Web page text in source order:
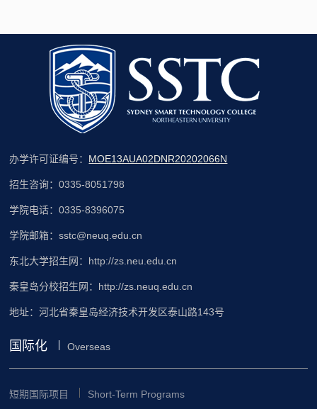
办学许可证编号： MOE13AUA02DNR20202066N
招生咨询：0335-8051798
学院电话：0335-8396075
学院邮箱：sstc@neuq.edu.cn
东北大学招生网：http://zs.neu.edu.cn
秦皇岛分校招生网：http://zs.neuq.edu.cn
地址：河北省秦皇岛经济技术开发区泰山路143号
国际化 Overseas
短期国际项目 Short-Term Programs